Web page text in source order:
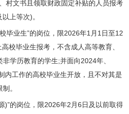
村文书且领取财政固定补贴的人员报考
上等次)。
业生”的岗位，限2026年1月1日至12
校毕业生报考，不含成人高等教育、
学历教育的学生;并面向2024年、
内工作的高校毕业生开放，且不对其是
。
的岗位，限2026年2月6日及以前取得